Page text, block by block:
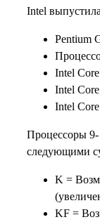
Intel
Pentium
Intel
Intel
Intel
Процессоры 9-
следующими
K =
KF =